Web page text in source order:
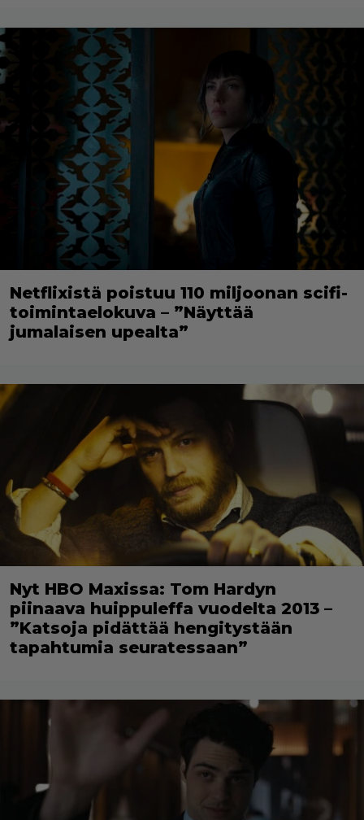
Netflixistä poistuu 110 miljoonan scifi-
toimintaelokuva – ”Näyttää
jumalaisen upealta”
Nyt HBO Maxissa: Tom Hardyn
piinaava huippuleffa vuodelta 2013 –
”Katsoja pidättää hengitystään
tapahtumia seuratessaan”